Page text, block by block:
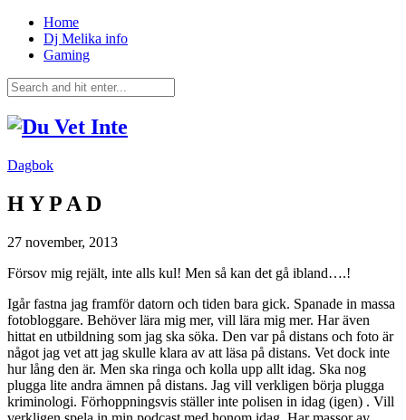
Home
Dj Melika info
Gaming
Dagbok
H Y P A D
27 november, 2013
Försov mig rejält, inte alls kul! Men så kan det gå ibland….!
Igår fastna jag framför datorn och tiden bara gick. Spanade in massa
fotobloggare. Behöver lära mig mer, vill lära mig mer. Har även
hittat en utbildning som jag ska söka. Den var på distans och foto är
något jag vet att jag skulle klara av att läsa på distans. Vet dock inte
hur lång den är. Men ska ringa och kolla upp allt idag. Ska nog
plugga lite andra ämnen på distans. Jag vill verkligen börja plugga
kriminologi. Förhoppningsvis ställer inte polisen in idag (igen) . Vill